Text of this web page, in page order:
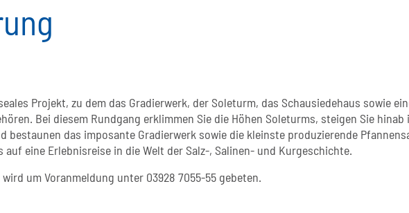
Projekt, zu dem das Gradierwerk, der Soleturm, das Schausiedehaus sowie
Bei diesem Rundgang erklimmen Sie die Höhen Soleturms, steigen Sie hinab
bestaunen das imposante Gradierwerk sowie die kleinste produzierende
eine Erlebnisreise in die Welt der Salz-, Salinen- und Kurgeschichte.
um Voranmeldung unter 03928 7055-55 gebeten.